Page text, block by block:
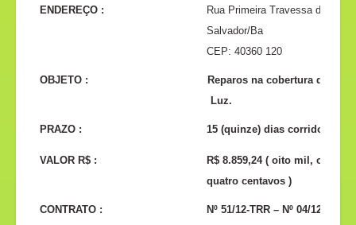
ENDEREÇO :
Rua Primeira Travessa do
Salvador/Ba
CEP: 40360 120
OBJETO :
Reparos na cobertura do
Luz.
PRAZO : 15 (quinze) dias corridos
VALOR R$ :
R$ 8.859,24 ( oito mil,
quatro centavos )
CONTRATO : Nº 51/12-TRR – Nº 04/12–EM